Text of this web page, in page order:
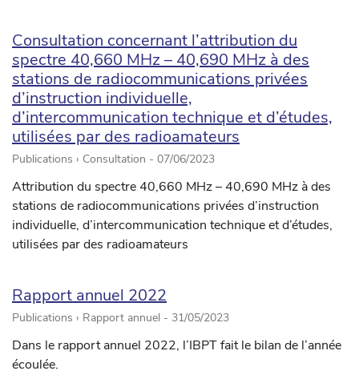
Consultation concernant l’attribution du
spectre 40,660 MHz – 40,690 MHz à des
stations de radiocommunications privées
d’instruction individuelle,
d’intercommunication technique et d’études,
utilisées par des radioamateurs
Publications › Consultation - 07/06/2023
Attribution du spectre 40,660 MHz – 40,690 MHz à des
stations de radiocommunications privées d’instruction
individuelle, d’intercommunication technique et d’études,
utilisées par des radioamateurs
Rapport annuel 2022
Publications › Rapport annuel - 31/05/2023
Dans le rapport annuel 2022, l’IBPT fait le bilan de l’année
écoulée.